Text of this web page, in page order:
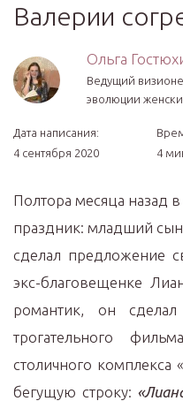
Валерии
Ольга
Ведущий
эволюции
Дата написания:
4 сентября 2020
4
Полтора месяца назад
праздник: младший
сделал предложение
экс-благовещенке
романтик, он
трогательного
столичного комплекса
бегущую строку: